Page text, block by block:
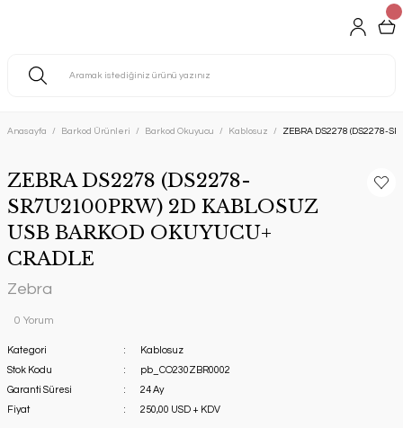
Anasayfa Barkod Ürünleri Barkod Okuyucu Kablosuz ZEBRA DS2278 (DS2278-
ZEBRA DS2278 (DS2278-
SR7U2100PRW) 2D KABLOSUZ
USB BARKOD OKUYUCU+
CRADLE
Zebra
0 Yorum
Kategori
Kablosuz
Stok Kodu
pb_CO230ZBR0002
Garanti Süresi
24 Ay
Fiyat
250,00 USD + KDV